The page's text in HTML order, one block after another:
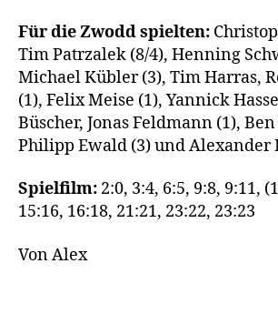
Für die Zwodd spielten:
Tim Patrzalek (8/4), Henning
Michael Kübler (3), Tim Harras,
(1), Felix Meise (1), Yannick
Büscher, Jonas Feldmann (1),
Philipp Ewald (3) und Alexander
Spielfilm: 2:0, 3:4, 6:5, 9:8, 9:11,
15:16, 16:18, 21:21, 23:22, 23:23
Von Alex